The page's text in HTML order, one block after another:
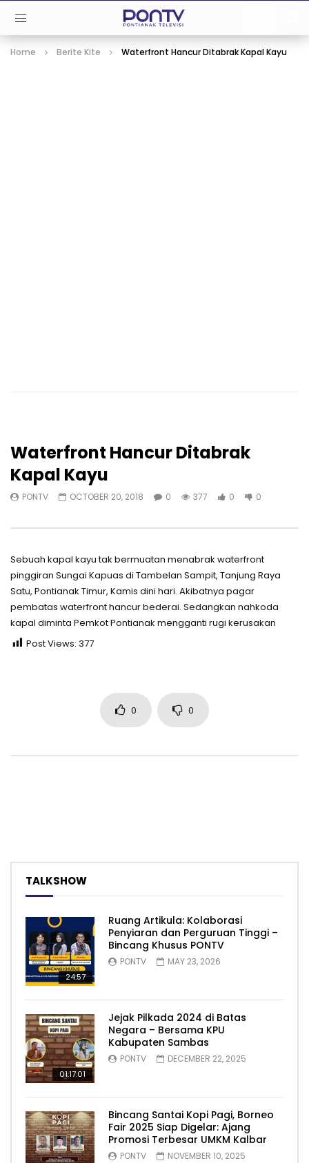
Home Berite Kite Waterfront Hancur Ditabrak Kapal Kayu
Waterfront Hancur Ditabrak
Kapal Kayu
PONTV OCTOBER 20, 2018 0 377 0 0
Sebuah kapal kayu tak bermuatan menabrak waterfront
pinggiran Sungai Kapuas di Tambelan Sampit, Tanjung Raya
Satu, Pontianak Timur, Kamis dini hari. Akibatnya pagar
pembatas waterfront hancur bederai. Sedangkan nahkoda
kapal diminta Pemkot Pontianak mengganti rugi kerusakan
Post Views: 377
0 0
TALKSHOW
24:57
Ruang Artikula: Kolaborasi
Penyiaran dan Perguruan Tinggi –
Bincang Khusus PONTV
PONTV MAY 23, 2026
01:17:01
Jejak Pilkada 2024 di Batas
Negara – Bersama KPU
Kabupaten Sambas
PONTV DECEMBER 22, 2025
Bincang Santai Kopi Pagi, Borneo
Fair 2025 Siap Digelar: Ajang
Promosi Terbesar UMKM Kalbar
PONTV NOVEMBER 10, 2025